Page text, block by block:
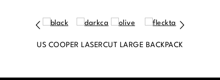
US COOPER LASERCUT LARGE BACKPACK